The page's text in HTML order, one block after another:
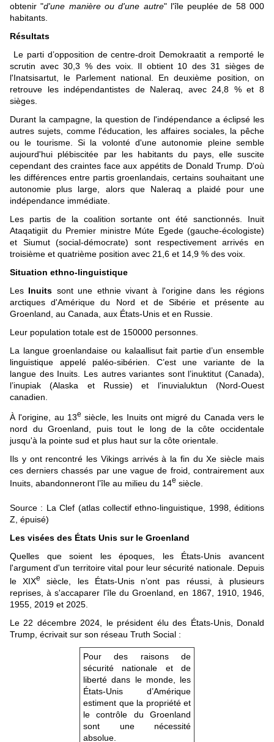
obtenir "d'une manière ou d'une autre" l'île peuplée de 58 000
habitants.
Résultats
Le parti d’opposition de centre-droit Demokraatit a remporté le
scrutin avec 30,3 % des voix. Il obtient 10 des 31 sièges de
l'Inatsisartut, le Parlement national. En deuxième position, on
retrouve les indépendantistes de Naleraq, avec 24,8 % et 8
sièges.
Durant la campagne, la question de l'indépendance a éclipsé les
autres sujets, comme l'éducation, les affaires sociales, la pêche
ou le tourisme. Si la volonté d'une autonomie pleine semble
aujourd'hui plébiscitée par les habitants du pays, elle suscite
cependant des craintes face aux appétits de Donald Trump. D'où
les différences entre partis groenlandais, certains souhaitant une
autonomie plus large, alors que Naleraq a plaidé pour une
indépendance immédiate.
Les partis de la coalition sortante ont été sanctionnés. Inuit
Ataqatigiit du Premier ministre Múte Egede (gauche-écologiste)
et Siumut (social-démocrate) sont respectivement arrivés en
troisième et quatrième position avec 21,6 et 14,9 % des voix.
Situation ethno-linguistique
Les Inuits sont une ethnie vivant à l'origine dans les régions
arctiques d'Amérique du Nord et de Sibérie et présente au
Groenland, au Canada, aux États-Unis et en Russie.
Leur population totale est de 150000 personnes.
La langue groenlandaise ou kalaallisut fait partie d’un ensemble
linguistique appelé paléo-sibérien. C’est une variante de la
langue des Inuits. Les autres variantes sont l’inuktitut (Canada),
l’inupiak (Alaska et Russie) et l’inuvialuktun (Nord-Ouest
canadien.
À l'origine, au 13e siècle, les Inuits ont migré du Canada vers le
nord du Groenland, puis tout le long de la côte occidentale
jusqu'à la pointe sud et plus haut sur la côte orientale.
Ils y ont rencontré les Vikings arrivés à la fin du Xe siècle mais
ces derniers chassés par une vague de froid, contrairement aux
Inuits, abandonneront l’île au milieu du 14e siècle.
Source : La Clef (atlas collectif ethno-linguistique, 1998, éditions
Z, épuisé)
Les visées des États Unis sur le Groenland
Quelles que soient les époques, les États-Unis avancent
l'argument d'un territoire vital pour leur sécurité nationale. Depuis
le XIXe
siècle, les États-Unis n’ont pas réussi, à plusieurs
reprises, à s'accaparer l'île du Groenland, en 1867, 1910, 1946,
1955, 2019 et 2025.
Le 22 décembre 2024, le président élu des États-Unis, Donald
Trump, écrivait sur son réseau Truth Social :
Pour des raisons de
sécurité nationale et de
liberté dans le monde, les
États-Unis d’Amérique
estiment que la propriété et
le contrôle du Groenland
sont une nécessité
absolue.